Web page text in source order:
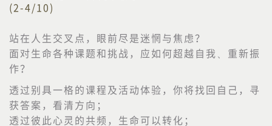
(2-4/10)
站在人生交叉点，眼前尽是迷惘与焦虑？
面对生命各种课题和挑战，应如何超越自我、重新振
作？
透过别具一格的课程及活动体验，你将找回自己，寻
获答案，看清方向；
透过彼此心灵的共频，生命可以转化；